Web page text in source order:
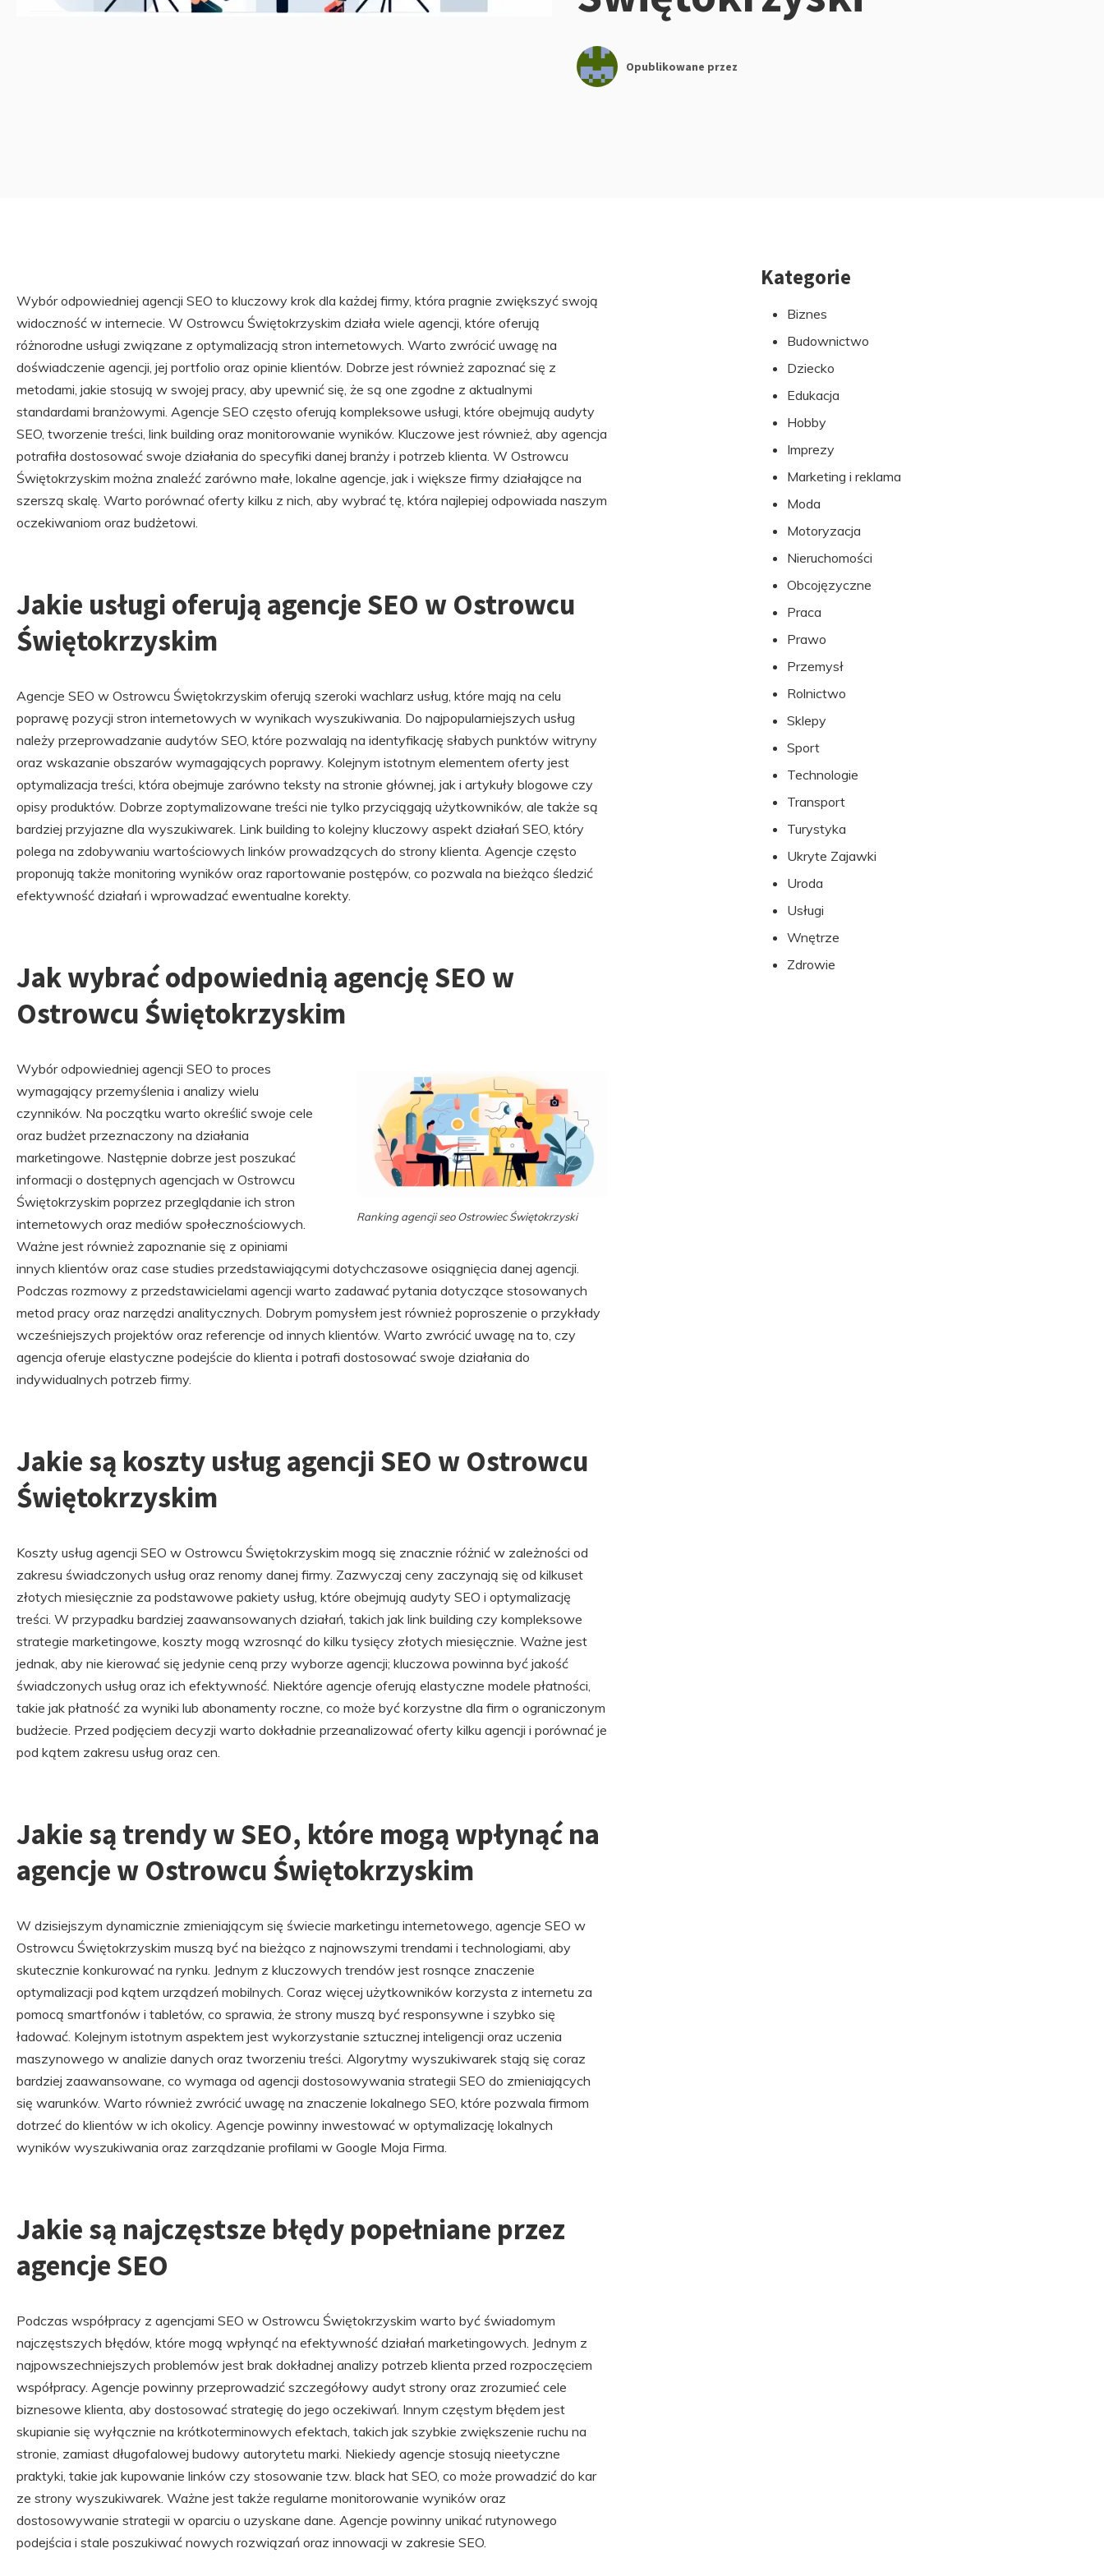
Opublikowane przez
Wybór odpowiedniej agencji SEO to kluczowy krok dla każdej firmy, która pragnie zwiększyć swoją
widoczność w internecie. W Ostrowcu Świętokrzyskim działa wiele agencji, które oferują
różnorodne usługi związane z optymalizacją stron internetowych. Warto zwrócić uwagę na
doświadczenie agencji, jej portfolio oraz opinie klientów. Dobrze jest również zapoznać się z
metodami, jakie stosują w swojej pracy, aby upewnić się, że są one zgodne z aktualnymi
standardami branżowymi. Agencje SEO często oferują kompleksowe usługi, które obejmują audyty
SEO, tworzenie treści, link building oraz monitorowanie wyników. Kluczowe jest również, aby agencja
potrafiła dostosować swoje działania do specyfiki danej branży i potrzeb klienta. W Ostrowcu
Świętokrzyskim można znaleźć zarówno małe, lokalne agencje, jak i większe firmy działające na
szerszą skalę. Warto porównać oferty kilku z nich, aby wybrać tę, która najlepiej odpowiada naszym
oczekiwaniom oraz budżetowi.
Jakie usługi oferują agencje SEO w Ostrowcu
Świętokrzyskim
Agencje SEO w Ostrowcu Świętokrzyskim oferują szeroki wachlarz usług, które mają na celu
poprawę pozycji stron internetowych w wynikach wyszukiwania. Do najpopularniejszych usług
należy przeprowadzanie audytów SEO, które pozwalają na identyfikację słabych punktów witryny
oraz wskazanie obszarów wymagających poprawy. Kolejnym istotnym elementem oferty jest
optymalizacja treści, która obejmuje zarówno teksty na stronie głównej, jak i artykuły blogowe czy
opisy produktów. Dobrze zoptymalizowane treści nie tylko przyciągają użytkowników, ale także są
bardziej przyjazne dla wyszukiwarek. Link building to kolejny kluczowy aspekt działań SEO, który
polega na zdobywaniu wartościowych linków prowadzących do strony klienta. Agencje często
proponują także monitoring wyników oraz raportowanie postępów, co pozwala na bieżąco śledzić
efektywność działań i wprowadzać ewentualne korekty.
Jak wybrać odpowiednią agencję SEO w
Ostrowcu Świętokrzyskim
Ranking agencji seo Ostrowiec Świętokrzyski
Wybór odpowiedniej agencji SEO to proces
wymagający przemyślenia i analizy wielu
czynników. Na początku warto określić swoje cele
oraz budżet przeznaczony na działania
marketingowe. Następnie dobrze jest poszukać
informacji o dostępnych agencjach w Ostrowcu
Świętokrzyskim poprzez przeglądanie ich stron
internetowych oraz mediów społecznościowych.
Ważne jest również zapoznanie się z opiniami
innych klientów oraz case studies przedstawiającymi dotychczasowe osiągnięcia danej agencji.
Podczas rozmowy z przedstawicielami agencji warto zadawać pytania dotyczące stosowanych
metod pracy oraz narzędzi analitycznych. Dobrym pomysłem jest również poproszenie o przykłady
wcześniejszych projektów oraz referencje od innych klientów. Warto zwrócić uwagę na to, czy
agencja oferuje elastyczne podejście do klienta i potrafi dostosować swoje działania do
indywidualnych potrzeb firmy.
Jakie są koszty usług agencji SEO w Ostrowcu
Świętokrzyskim
Koszty usług agencji SEO w Ostrowcu Świętokrzyskim mogą się znacznie różnić w zależności od
zakresu świadczonych usług oraz renomy danej firmy. Zazwyczaj ceny zaczynają się od kilkuset
złotych miesięcznie za podstawowe pakiety usług, które obejmują audyty SEO i optymalizację
treści. W przypadku bardziej zaawansowanych działań, takich jak link building czy kompleksowe
strategie marketingowe, koszty mogą wzrosnąć do kilku tysięcy złotych miesięcznie. Ważne jest
jednak, aby nie kierować się jedynie ceną przy wyborze agencji; kluczowa powinna być jakość
świadczonych usług oraz ich efektywność. Niektóre agencje oferują elastyczne modele płatności,
takie jak płatność za wyniki lub abonamenty roczne, co może być korzystne dla firm o ograniczonym
budżecie. Przed podjęciem decyzji warto dokładnie przeanalizować oferty kilku agencji i porównać je
pod kątem zakresu usług oraz cen.
Jakie są trendy w SEO, które mogą wpłynąć na
agencje w Ostrowcu Świętokrzyskim
W dzisiejszym dynamicznie zmieniającym się świecie marketingu internetowego, agencje SEO w
Ostrowcu Świętokrzyskim muszą być na bieżąco z najnowszymi trendami i technologiami, aby
skutecznie konkurować na rynku. Jednym z kluczowych trendów jest rosnące znaczenie
optymalizacji pod kątem urządzeń mobilnych. Coraz więcej użytkowników korzysta z internetu za
pomocą smartfonów i tabletów, co sprawia, że strony muszą być responsywne i szybko się
ładować. Kolejnym istotnym aspektem jest wykorzystanie sztucznej inteligencji oraz uczenia
maszynowego w analizie danych oraz tworzeniu treści. Algorytmy wyszukiwarek stają się coraz
bardziej zaawansowane, co wymaga od agencji dostosowywania strategii SEO do zmieniających
się warunków. Warto również zwrócić uwagę na znaczenie lokalnego SEO, które pozwala firmom
dotrzeć do klientów w ich okolicy. Agencje powinny inwestować w optymalizację lokalnych
wyników wyszukiwania oraz zarządzanie profilami w Google Moja Firma.
Jakie są najczęstsze błędy popełniane przez
agencje SEO
Podczas współpracy z agencjami SEO w Ostrowcu Świętokrzyskim warto być świadomym
najczęstszych błędów, które mogą wpłynąć na efektywność działań marketingowych. Jednym z
najpowszechniejszych problemów jest brak dokładnej analizy potrzeb klienta przed rozpoczęciem
współpracy. Agencje powinny przeprowadzić szczegółowy audyt strony oraz zrozumieć cele
biznesowe klienta, aby dostosować strategię do jego oczekiwań. Innym częstym błędem jest
skupianie się wyłącznie na krótkoterminowych efektach, takich jak szybkie zwiększenie ruchu na
stronie, zamiast długofalowej budowy autorytetu marki. Niekiedy agencje stosują nieetyczne
praktyki, takie jak kupowanie linków czy stosowanie tzw. black hat SEO, co może prowadzić do kar
ze strony wyszukiwarek. Ważne jest także regularne monitorowanie wyników oraz
dostosowywanie strategii w oparciu o uzyskane dane. Agencje powinny unikać rutynowego
podejścia i stale poszukiwać nowych rozwiązań oraz innowacji w zakresie SEO.
PrzejdźKategorie
Biznes
Budownictwo
Dziecko
Edukacja
Hobby
Imprezy
Marketing i reklama
Moda
Motoryzacja
Nieruchomości
Obcojęzyczne
Praca
Prawo
Przemysł
Rolnictwo
Sklepy
Sport
Technologie
Transport
Turystyka
Ukryte Zajawki
Uroda
Usługi
Wnętrze
Zdrowie